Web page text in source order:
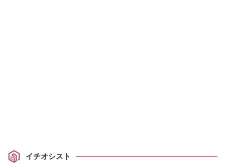
イチオシスト